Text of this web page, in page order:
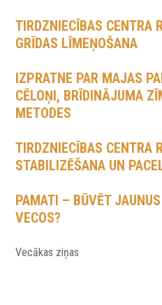
TIRDZNIECĪBAS CENTRA
GRĪDAS LĪMEŅOŠANA
IZPRATNE PAR MAJAS
CĒLOŅI, BRĪDINĀJUMA
METODES
TIRDZNIECĪBAS CENTRA
STABILIZĒŠANA UN
PAMATI – BŪVĒT
VECOS?
ZIŅU
Vecākas ziņas